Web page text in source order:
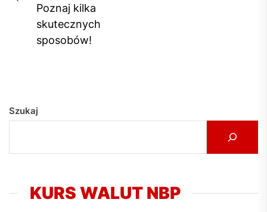
Previous
post:
Poznaj kilka
skutecznych
sposobów!
Szukaj
KURS WALUT NBP